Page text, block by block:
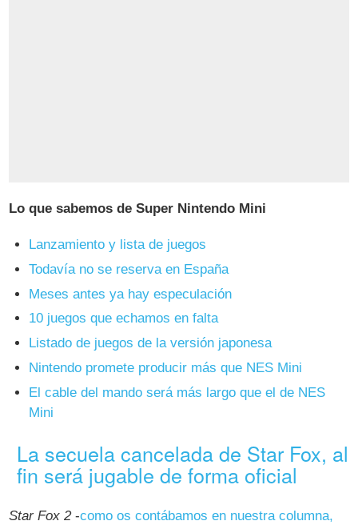
Lo que sabemos de Super Nintendo Mini
Lanzamiento y lista de juegos
Todavía no se reserva en España
Meses antes ya hay especulación
10 juegos que echamos en falta
Listado de juegos de la versión japonesa
Nintendo promete producir más que NES Mini
El cable del mando será más largo que el de NES
Mini
La secuela cancelada de Star Fox, al
fin será jugable de forma oficial
Star Fox 2-como os contábamos en nuestra columna,